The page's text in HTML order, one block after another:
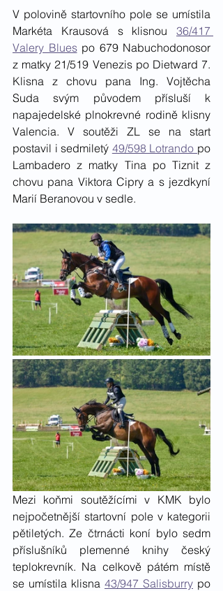
V polovině startovního pole se umístila
Markéta Krausová s klisnou 36/417
Valery Blues po 679 Nabuchodonosor
z matky 21/519 Venezis po Dietward 7.
Klisna z chovu pana Ing. Vojtěcha
Suda svým původem přísluší k
napajedelské plnokrevné rodině klisny
Valencia. V soutěži ZL se na start
postavil i sedmiletý 49/598 Lotrando po
Lambadero z matky Tina po Tiznit z
chovu pana Viktora Cipry a s jezdkyní
Marií Beranovou v sedle.
Mezi koňmi soutěžícími v KMK bylo
nejpočetnější startovní pole v kategorii
pětiletých. Ze čtrnácti koní bylo sedm
příslušníků plemenné knihy český
teplokrevník. Na celkově pátém místě
se umístila klisna 43/947 Salisburry po